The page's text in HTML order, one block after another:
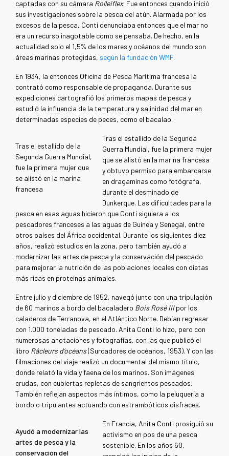
captadas con su cámara Rolleiflex. Fue entonces cuando inició
sus investigaciones sobre la pesca del atún. Alarmada por los
excesos de la pesca, Conti denunciaba entonces que el mar no
era un recurso inagotable como se pensaba. De hecho, en la
actualidad solo el 1,5% de los mares y océanos del mundo son
áreas marinas protegidas, según la fundación WMF.
En 1934, la entonces Oficina de Pesca Marítima francesa la
contrató como responsable de propaganda. Durante sus
expediciones cartografió los primeros mapas de pesca y
estudió la influencia de la temperatura y salinidad del mar en
determinadas especies de peces, como el bacalao.
Tras el estallido de la
Segunda Guerra Mundial,
fue la primera mujer que
se alistó en la marina
francesa
Tras el estallido de la Segunda
Guerra Mundial, fue la primera mujer
que se alistó en la marina francesa
y obtuvo permiso para embarcarse
en dragaminas como fotógrafa,
durante el desminado de
Dunkerque. Las dificultades para la
pesca en esas aguas hicieron que Conti siguiera a los
pescadores franceses a las aguas de Guinea y Senegal, entre
otros países del África occidental. Durante los siguientes diez
años, realizó estudios en la zona, pero también ayudó a
modernizar las artes de pesca y la conservación del pescado
para mejorar la nutrición de las poblaciones locales con dietas
más ricas en proteínas animales.
Entre julio y diciembre de 1952, navegó junto con una tripulación
de 60 marinos a bordo del bacaladero Bois Rosé IIIpor los
caladeros de Terranova, en el Atlántico Norte. Debían regresar
con 1.000 toneladas de pescado. Anita Conti lo hizo, pero con
numerosas anotaciones y fotografías, con las que publicó el
libro Râcleurs d’océans(Surcadores de océanos, 1953). Y con las
filmaciones del viaje realizó un documental del mismo título,
donde relató la vida y faena de los marinos. Son imágenes
crudas, con cubiertas repletas de sangrientos pescados.
También reflejan aspectos más íntimos, como la peluquería a
bordo o tripulantes actuando con estrambóticos disfraces.
Ayudó a modernizar las
artes de pesca y la
conservación del
En Francia, Anita Conti prosiguió su
activismo en pos de una pesca
sostenible. En los años 60,